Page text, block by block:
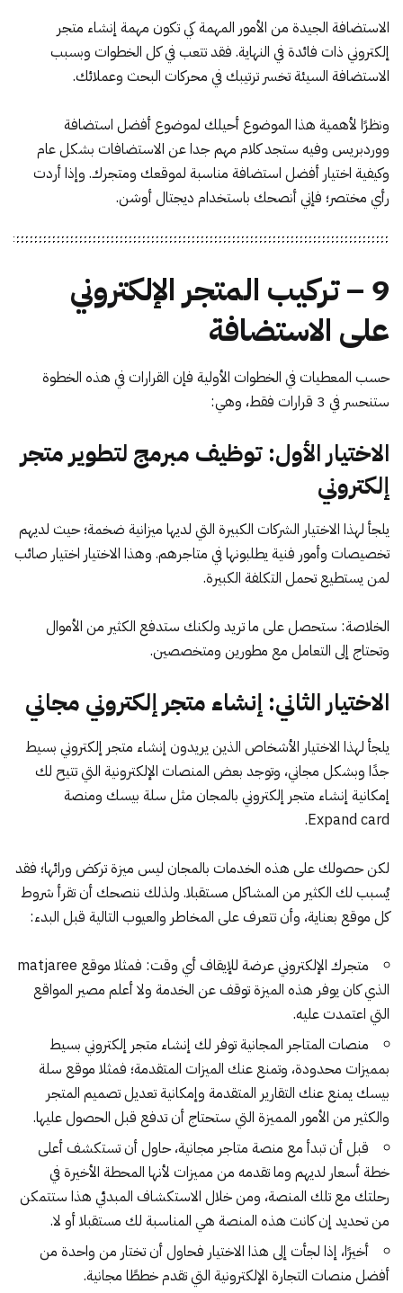
الاستضافة الجيدة من الأمور المهمة كي تكون مهمة إنشاء متجر
إلكتروني ذات فائدة في النهاية. فقد تتعب في كل الخطوات وبسبب
الاستضافة السيئة تخسر ترتيبك في محركات البحث وعملائك.
ونظرًا لأهمية هذا الموضوع أحيلك لموضوع أفضل استضافة
ووردبريس وفيه ستجد كلام مهم جدا عن الاستضافات بشكل عام
وكيفية اختيار أفضل استضافة مناسبة لموقعك ومتجرك. وإذا أردت
رأي مختصر؛ فإني أنصحك باستخدام ديجتال أوشن.
9 – تركيب المتجر الإلكتروني
على الاستضافة
حسب المعطيات في الخطوات الأولية فإن القرارات في هذه الخطوة
ستنحسر في 3 قرارات فقط، وهي:
الاختيار الأول: توظيف مبرمج لتطوير متجر
إلكتروني
يلجأ لهذا الاختيار الشركات الكبيرة التي لديها ميزانية ضخمة؛ حيث لديهم
تخصيصات وأمور فنية يطلبونها في متاجرهم. وهذا الاختيار اختيار صائب
لمن يستطيع تحمل التكلفة الكبيرة.
الخلاصة: ستحصل على ما تريد ولكنك ستدفع الكثير من الأموال
وتحتاج إلى التعامل مع مطورين ومتخصصين.
الاختيار الثاني: إنشاء متجر إلكتروني مجاني
يلجأ لهذا الاختيار الأشخاص الذين يريدون إنشاء متجر إلكتروني بسيط
جدًا وبشكل مجاني، وتوجد بعض المنصات الإلكترونية التي تتيح لك
إمكانية إنشاء متجر إلكتروني بالمجان مثل سلة بيسك ومنصة
Expand card
.
لكن حصولك على هذه الخدمات بالمجان ليس ميزة تركض ورائها؛ فقد
يُسبب لك الكثير من المشاكل مستقبلا. ولذلك ننصحك أن تقرأ شروط
كل موقع بعناية، وأن تتعرف على المخاطر والعيوب التالية قبل البدء:
متجرك الإلكتروني عرضة للإيقاف أي وقت: فمثلا موقع matjaree
الذي كان يوفر هذه الميزة توقف عن الخدمة ولا أعلم مصير المواقع
التي اعتمدت عليه.
منصات المتاجر المجانية توفر لك إنشاء متجر إلكتروني بسيط
بمميزات محدودة، وتمنع عنك الميزات المتقدمة؛ فمثلا موقع سلة
بيسك يمنع عنك التقارير المتقدمة وإمكانية تعديل تصميم المتجر
والكثير من الأمور المميزة التي ستحتاج أن تدفع قبل الحصول عليها.
قبل أن تبدأ مع منصة متاجر مجانية، حاول أن تستكشف أعلى
خطة أسعار لديهم وما تقدمه من مميزات لأنها المحطة الأخيرة في
رحلتك مع تلك المنصة، ومن خلال الاستكشاف المبدئي هذا ستتمكن
من تحديد إن كانت هذه المنصة هي المناسبة لك مستقبلا أو لا.
أخيرًا، إذا لجأت إلى هذا الاختيار فحاول أن تختار من واحدة من
أفضل منصات التجارة الإلكترونية التي تقدم خططًا مجانية.